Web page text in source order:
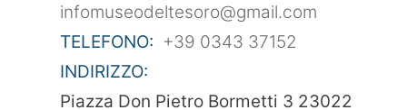
infomuseodeltesoro@gmail.com
TELEFONO: +39 0343 37152
INDIRIZZO:
Piazza Don Pietro Bormetti 3 23022